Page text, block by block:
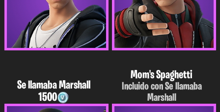
Se llamaba Marshall
1500
Mom's Spaghetti
Incluido con Se llamaba
Marshall